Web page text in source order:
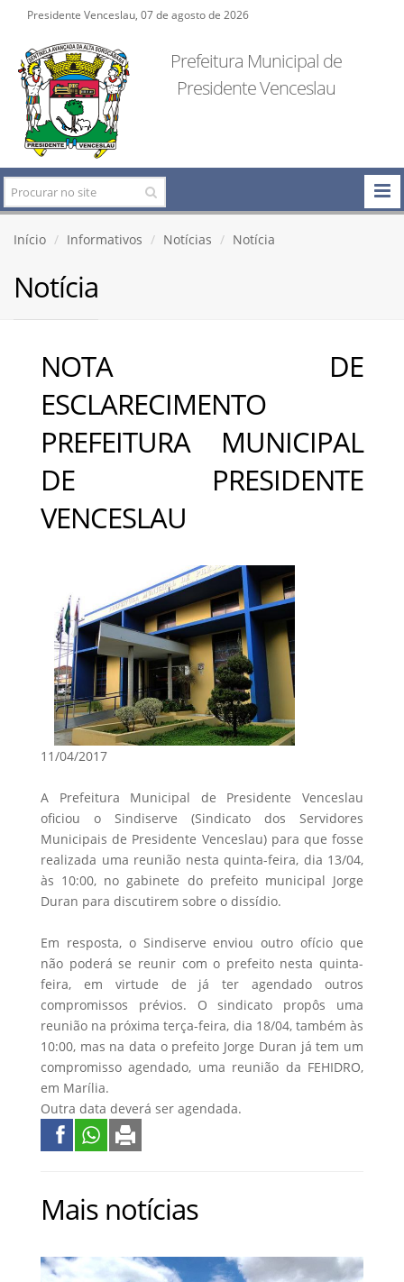
Presidente Venceslau, 07 de agosto de 2026
Prefeitura Municipal de
Presidente Venceslau
Início Informativos Notícias Notícia
Notícia
NOTA DE
ESCLARECIMENTO
PREFEITURA MUNICIPAL
DE PRESIDENTE
VENCESLAU
11/04/2017
A Prefeitura Municipal de Presidente Venceslau
oficiou o Sindiserve (Sindicato dos Servidores
Municipais de Presidente Venceslau) para que fosse
realizada uma reunião nesta quinta-feira, dia 13/04,
às 10:00, no gabinete do prefeito municipal Jorge
Duran para discutirem sobre o dissídio.
Em resposta, o Sindiserve enviou outro ofício que
não poderá se reunir com o prefeito nesta quinta-
feira, em virtude de já ter agendado outros
compromissos prévios. O sindicato propôs uma
reunião na próxima terça-feira, dia 18/04, também às
10:00, mas na data o prefeito Jorge Duran já tem um
compromisso agendado, uma reunião da FEHIDRO,
em Marília.
Outra data deverá ser agendada.
Mais notícias